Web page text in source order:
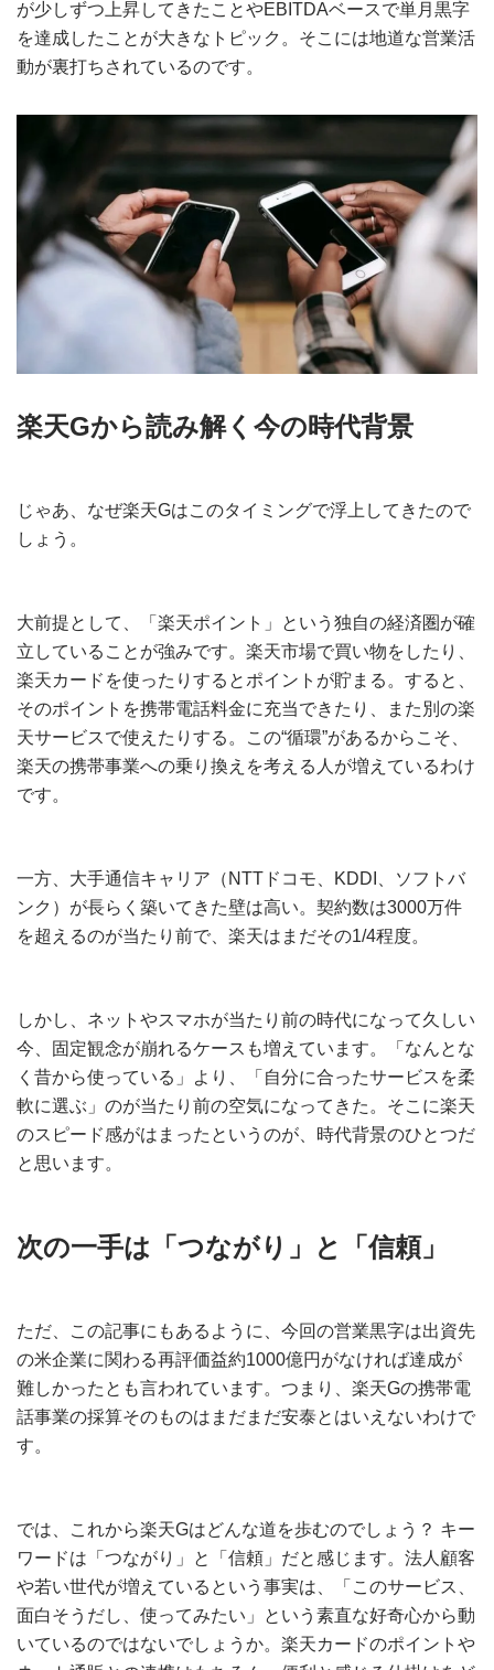
が少しずつ上昇してきたことやEBITDAベースで単月黒字
を達成したことが大きなトピック。そこには地道な営業活
動が裏打ちされているのです。
楽天Gから読み解く今の時代背景
じゃあ、なぜ楽天Gはこのタイミングで浮上してきたので
しょう。
大前提として、「楽天ポイント」という独自の経済圏が確
立していることが強みです。楽天市場で買い物をしたり、
楽天カードを使ったりするとポイントが貯まる。すると、
そのポイントを携帯電話料金に充当できたり、また別の楽
天サービスで使えたりする。この“循環”があるからこそ、
楽天の携帯事業への乗り換えを考える人が増えているわけ
です。
一方、大手通信キャリア（NTTドコモ、KDDI、ソフトバ
ンク）が長らく築いてきた壁は高い。契約数は3000万件
を超えるのが当たり前で、楽天はまだその1/4程度。
しかし、ネットやスマホが当たり前の時代になって久しい
今、固定観念が崩れるケースも増えています。「なんとな
く昔から使っている」より、「自分に合ったサービスを柔
軟に選ぶ」のが当たり前の空気になってきた。そこに楽天
のスピード感がはまったというのが、時代背景のひとつだ
と思います。
次の一手は「つながり」と「信頼」
ただ、この記事にもあるように、今回の営業黒字は出資先
の米企業に関わる再評価益約1000億円がなければ達成が
難しかったとも言われています。つまり、楽天Gの携帯電
話事業の採算そのものはまだまだ安泰とはいえないわけで
す。
では、これから楽天Gはどんな道を歩むのでしょう？ キー
ワードは「つながり」と「信頼」だと感じます。法人顧客
や若い世代が増えているという事実は、「このサービス、
面白そうだし、使ってみたい」という素直な好奇心から動
いているのではないでしょうか。楽天カードのポイントや